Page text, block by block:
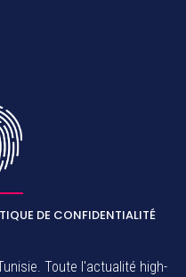
DE CONFIDENTIALITÉ
Toute l'actualité high-